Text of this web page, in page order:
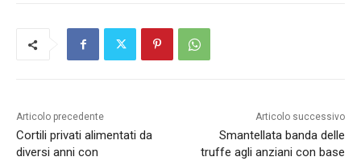
Articolo precedente
Cortili privati alimentati da
diversi anni con
Articolo successivo
Smantellata banda delle
truffe agli anziani con base